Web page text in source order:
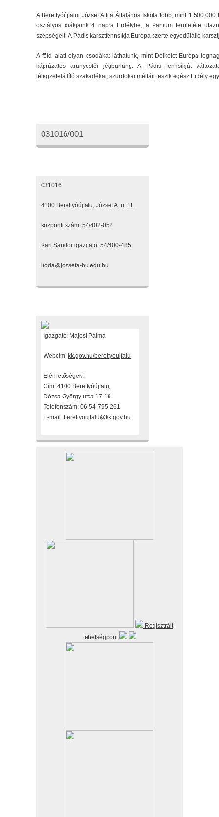
A Berettyóújfalui József Attila Általános Iskola több, mint
osztályos diákjaink 4 napra Erdélybe, a Partium területére
szépségeit. A Pádis karsztfennsíkja Európa szerte egyedülálló
A föld alatt olyan csodákat láthatunk, mint Délkelet-Európa
káprázatos aranyosfői jégbarlang. A Pádis fennsíkját
lélegzetelállító szakadékai, szurdokai méltán teszik egész Erdély
031016/001
031016
4100 Berettyóújfalu, József A. u. 11.
központi szám: 54/402-052
Kari Sándor igazgató: 54/400-485
iroda@jozsefa-bu.edu.hu
Igazgató: Majosi Pálma
Webcím: kk.gov.hu/berettyoujfalu
Elérhetőségek:
Cím: 4100 Berettyóújfalu,
Dózsa György utca 17-19.
Telefonszám: 06-54-795-261
E-mail: berettyoujfalu@kk.gov.hu
Regisztrált
tehetségpont